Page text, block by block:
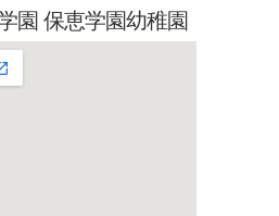
園 保恵学園幼稚園